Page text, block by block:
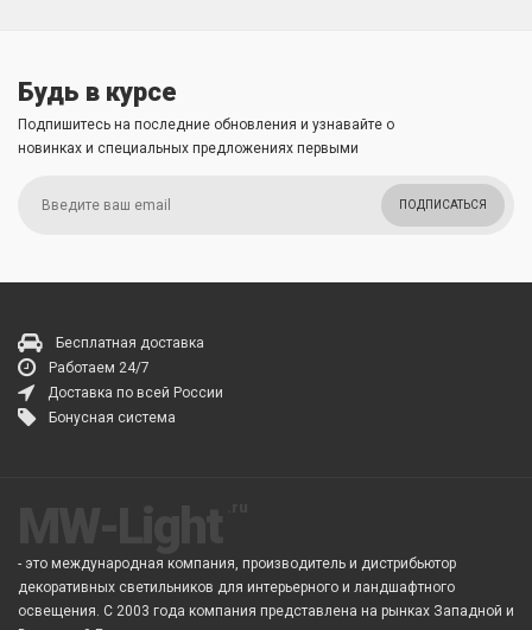
Будь в курсе
Подпишитесь на последние обновления и узнавайте о
новинках и специальных предложениях первыми
ПОДПИСАТЬСЯ
Бесплатная доставка
Работаем 24/7
Доставка по всей России
Бонусная система
- это международная компания, производитель и дистрибьютор
декоративных светильников для интерьерного и ландшафтного
освещения. С 2003 года компания представлена на рынках Западной и